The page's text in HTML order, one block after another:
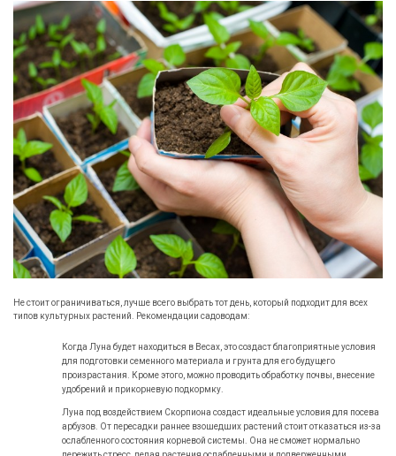
Не стоит ограничиваться, лучше всего выбрать тот день, который подходит для всех
типов культурных растений. Рекомендации садоводам:
Когда Луна будет находиться в Весах, это создаст благоприятные условия
для подготовки семенного материала и грунта для его будущего
произрастания. Кроме этого, можно проводить обработку почвы, внесение
удобрений и прикорневую подкормку.
Луна под воздействием Скорпиона создаст идеальные условия для посева
арбузов. От пересадки раннее взошедших растений стоит отказаться из-за
ослабленного состояния корневой системы. Она не сможет нормально